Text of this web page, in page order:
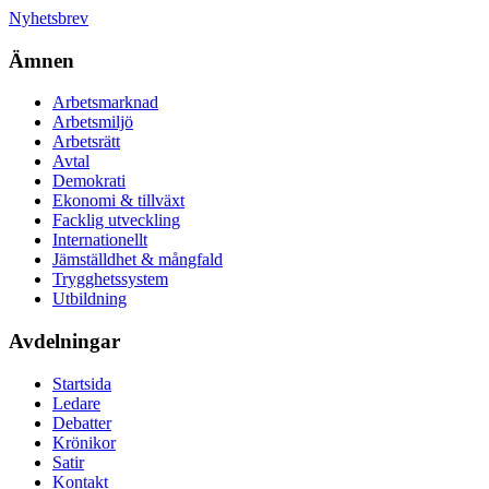
Nyhetsbrev
Ämnen
Arbetsmarknad
Arbetsmiljö
Arbetsrätt
Avtal
Demokrati
Ekonomi & tillväxt
Facklig utveckling
Internationellt
Jämställdhet & mångfald
Trygghetssystem
Utbildning
Avdelningar
Startsida
Ledare
Debatter
Krönikor
Satir
Kontakt